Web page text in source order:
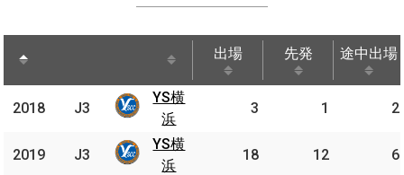
出場 先発 途中出場
2018
YS
横浜
3 1 2
2019
YS
横浜
18 12 6
2018 J3
YS横
浜
2019 J3
YS横
浜